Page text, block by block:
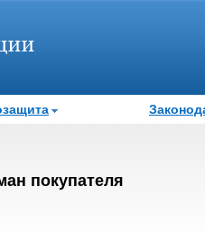
покупателя